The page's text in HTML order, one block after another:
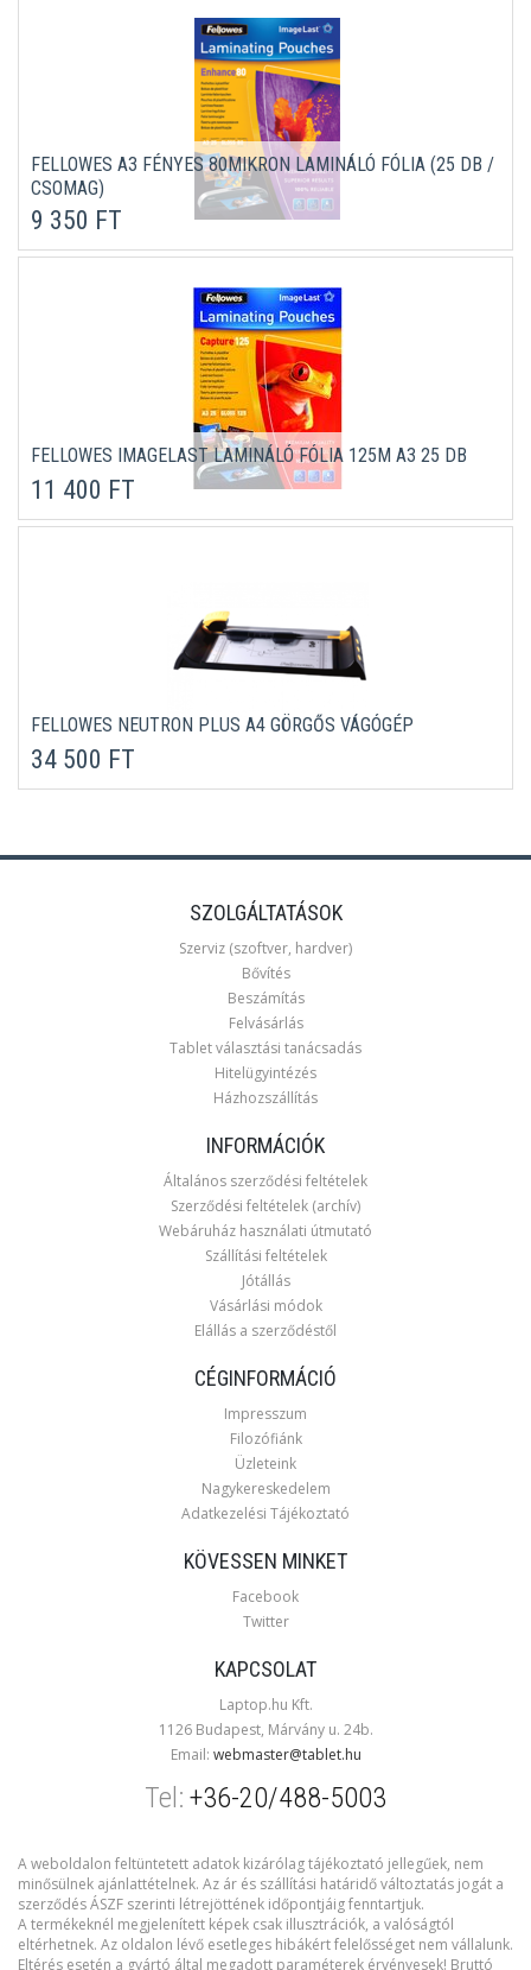
FELLOWES A3 FÉNYES 80MIKRON LAMINÁLÓ FÓLIA (25 DB /
CSOMAG)
9 350 FT
FELLOWES IMAGELAST LAMINÁLÓ FÓLIA 125Μ A3 25 DB
11 400 FT
FELLOWES NEUTRON PLUS A4 GÖRGŐS VÁGÓGÉP
34 500 FT
SZOLGÁLTATÁSOK
Szerviz (szoftver, hardver)
Bővítés
Beszámítás
Felvásárlás
Tablet választási tanácsadás
Hitelügyintézés
Házhozszállítás
INFORMÁCIÓK
Általános szerződési feltételek
Szerződési feltételek (archív)
Webáruház használati útmutató
Szállítási feltételek
Jótállás
Vásárlási módok
Elállás a szerződéstől
CÉGINFORMÁCIÓ
Impresszum
Filozófiánk
Üzleteink
Nagykereskedelem
Adatkezelési Tájékoztató
KÖVESSEN MINKET
Facebook
Twitter
KAPCSOLAT
Laptop.hu Kft.
1126 Budapest, Márvány u. 24b.
Email: webmaster@tablet.hu
Tel: +36-20/488-5003
A weboldalon feltüntetett adatok kizárólag tájékoztató jellegűek, nem
minősülnek ajánlattételnek. Az ár és szállítási határidő változtatás jogát a
szerződés ÁSZF szerinti létrejöttének időpontjáig fenntartjuk.
A termékeknél megjelenített képek csak illusztrációk, a valóságtól
eltérhetnek. Az oldalon lévő esetleges hibákért felelősséget nem vállalunk.
Eltérés esetén a gyártó által megadott paraméterek érvényesek! Bruttó